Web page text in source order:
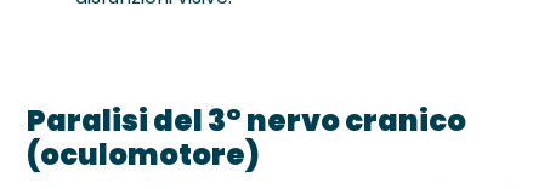
Paralisi del 3° nervo cranico
(oculomotore)